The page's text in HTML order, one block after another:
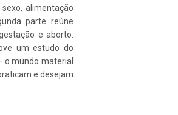
alimentação
parte reúne
e aborto.
um estudo do
o mundo material
e desejam